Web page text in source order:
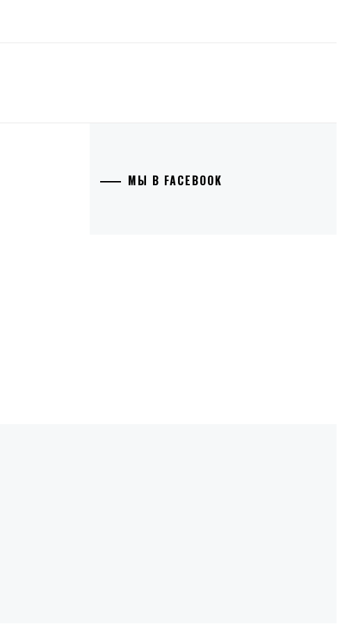
МЫ В FACEBOOK